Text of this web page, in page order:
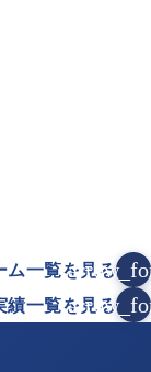
ム一覧を見る
績一覧を見る